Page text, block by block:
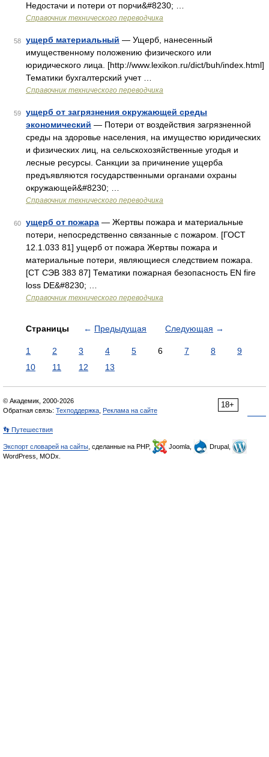
Недостачи и потери от порчи&#8230; …
Справочник технического переводчика
58 ущерб материальный — Ущерб, нанесенный
имущественному положению физического или
юридического лица. [http://www.lexikon.ru/dict/buh/index.html]
Тематики бухгалтерский учет …
Справочник технического переводчика
59
ущерб от загрязнения окружающей среды
экономический — Потери от воздействия загрязненной
среды на здоровье населения, на имущество юридических
и физических лиц, на сельскохозяйственные угодья и
лесные ресурсы. Санкции за причинение ущерба
предъявляются государственными органами охраны
окружающей&#8230; …
Справочник технического переводчика
60 ущерб от пожара — Жертвы пожара и материальные
потери, непосредственно связанные с пожаром. [ГОСТ
12.1.033 81] ущерб от пожара Жертвы пожара и
материальные потери, являющиеся следствием пожара.
[СТ СЭВ 383 87] Тематики пожарная безопасность EN fire
loss DE&#8230; …
Справочник технического переводчика
Страницы ← Предыдущая Следующая →
1 2 3 4 5 6 7 8
9
10
11 12 13
18+
© Академик, 2000-2026
Обратная связь: Техподдержка Реклама на сайте
👣 Путешествия
Экспорт словарей на сайты , сделанные на PHP, Joomla,
Drupal,
WordPress, MODx.